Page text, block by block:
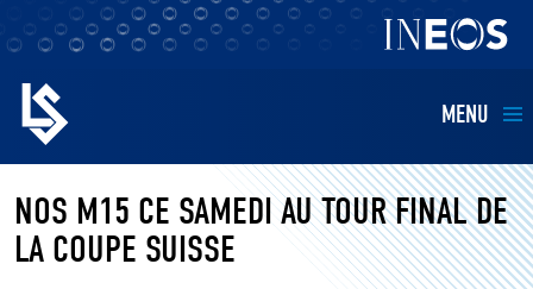
MENU
EQUIPES
BILLETTERIE
NOS M15 CE SAMEDI AU TOUR FINAL DE
LA COUPE SUISSE